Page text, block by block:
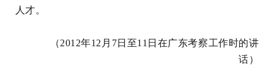
人才。
（2012年12月7日至11日在广东考察工作时的讲
话）